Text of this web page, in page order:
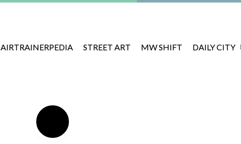
AIRTRAINERPEDIA STREET ART MW SHIFT DAILY CITY